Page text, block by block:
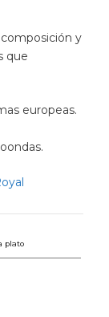
y
que
europeas.
plato